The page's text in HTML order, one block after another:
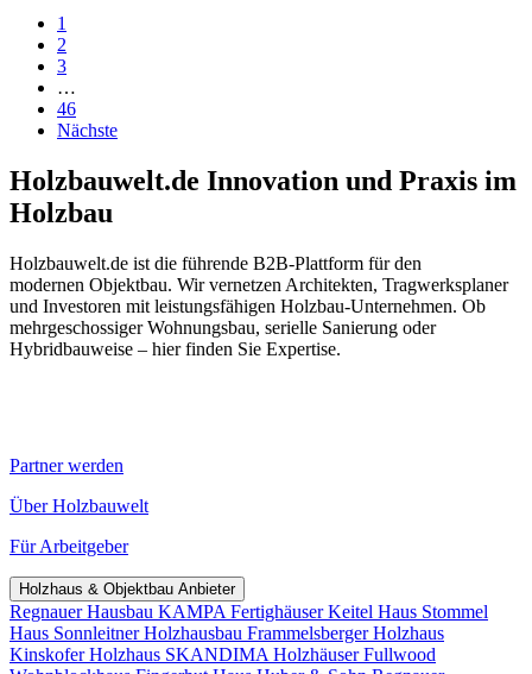
1
2
3
…
46
Nächste
Holzbauwelt.de Innovation und Praxis im
Holzbau
Holzbauwelt.de ist die führende B2B-Plattform für den
modernen Objektbau. Wir vernetzen Architekten, Tragwerksplaner
und Investoren mit leistungsfähigen Holzbau-Unternehmen. Ob
mehrgeschossiger Wohnungsbau, serielle Sanierung oder
Hybridbauweise – hier finden Sie Expertise.
Partner werden
Über Holzbauwelt
Für Arbeitgeber
Holzhaus & Objektbau Anbieter
Regnauer Hausbau KAMPA FertighäuserKeitel Haus Stommel
Haus Sonnleitner Holzhausbau Frammelsberger Holzhaus
Kinskofer Holzhaus SKANDIMA HolzhäuserFullwood